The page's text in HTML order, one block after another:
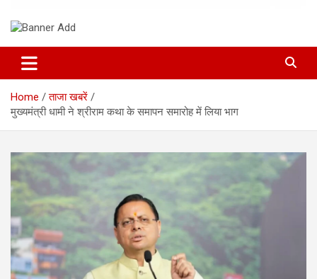
The Hillpost
Home
ताजा खबरें
मुख्यमंत्री धामी ने श्रीराम कथा के समापन समारोह में लिया भाग